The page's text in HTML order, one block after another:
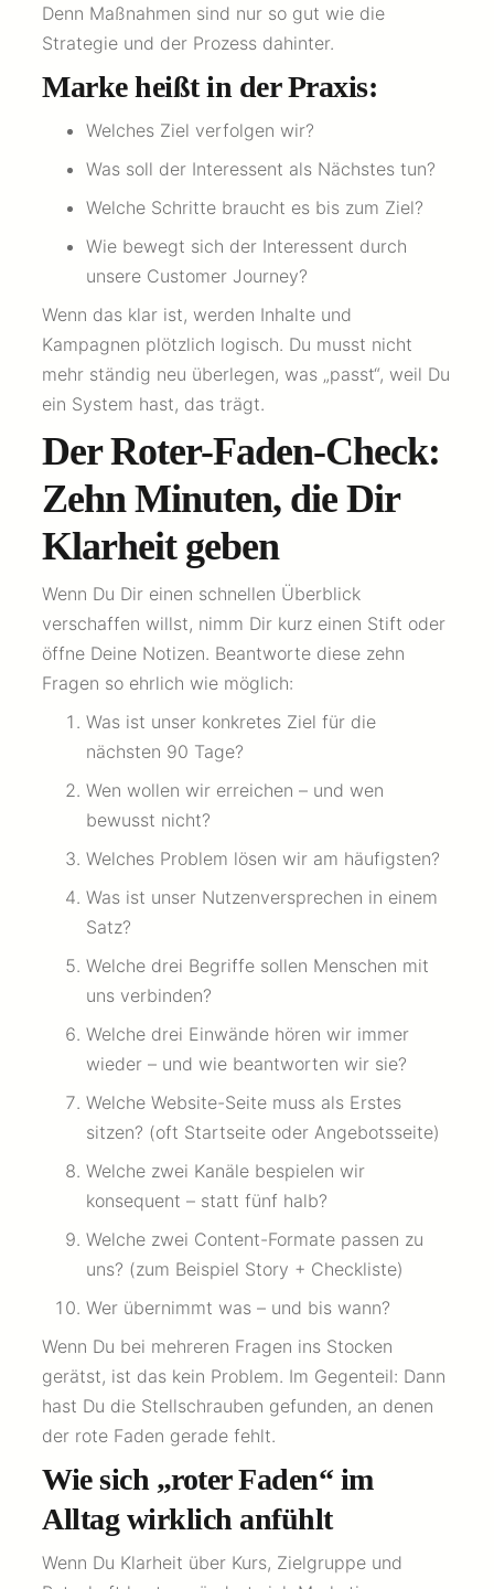
Denn Maßnahmen sind nur so gut wie die
Strategie und der Prozess dahinter.
Marke heißt in der Praxis:
Welches Ziel verfolgen wir?
Was soll der Interessent als Nächstes tun?
Welche Schritte braucht es bis zum Ziel?
Wie bewegt sich der Interessent durch
unsere Customer Journey?
Wenn das klar ist, werden Inhalte und
Kampagnen plötzlich logisch. Du musst nicht
mehr ständig neu überlegen, was „passt“, weil Du
ein System hast, das trägt.
Der Roter-Faden-Check:
Zehn Minuten, die Dir
Klarheit geben
Wenn Du Dir einen schnellen Überblick
verschaffen willst, nimm Dir kurz einen Stift oder
öffne Deine Notizen. Beantworte diese zehn
Fragen so ehrlich wie möglich:
Was ist unser konkretes Ziel für die
nächsten 90 Tage?
Wen wollen wir erreichen – und wen
bewusst nicht?
Welches Problem lösen wir am häufigsten?
Was ist unser Nutzenversprechen in einem
Satz?
Welche drei Begriffe sollen Menschen mit
uns verbinden?
Welche drei Einwände hören wir immer
wieder – und wie beantworten wir sie?
Welche Website-Seite muss als Erstes
sitzen? (oft Startseite oder Angebotsseite)
Welche zwei Kanäle bespielen wir
konsequent – statt fünf halb?
Welche zwei Content-Formate passen zu
uns? (zum Beispiel Story + Checkliste)
Wer übernimmt was – und bis wann?
Wenn Du bei mehreren Fragen ins Stocken
gerätst, ist das kein Problem. Im Gegenteil: Dann
hast Du die Stellschrauben gefunden, an denen
der rote Faden gerade fehlt.
Wie sich „roter Faden“ im
Alltag wirklich anfühlt
Wenn Du Klarheit über Kurs, Zielgruppe und